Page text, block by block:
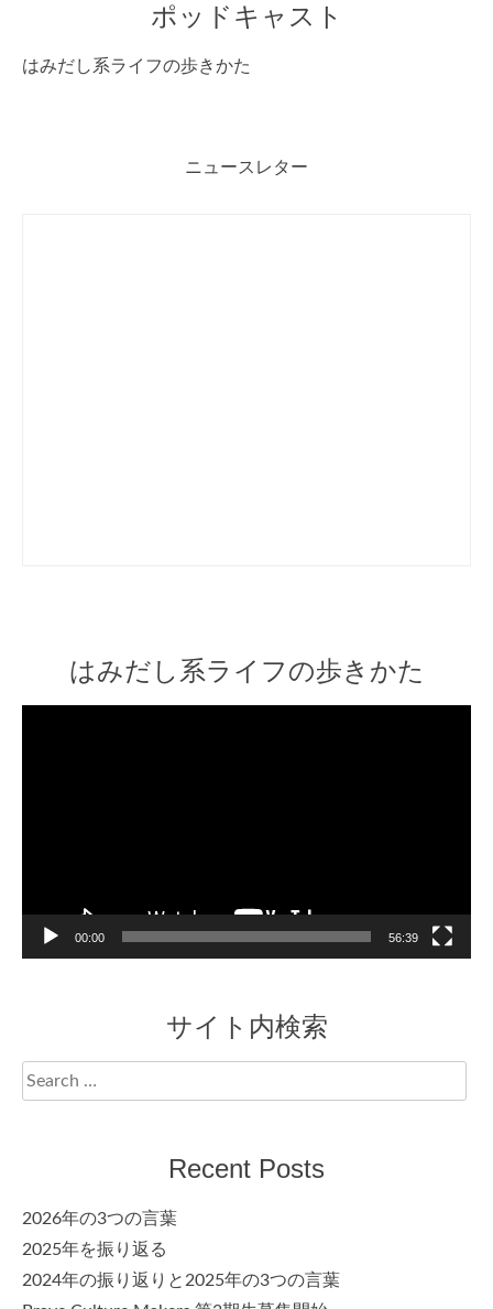
ポッドキャスト
はみだし系ライフの歩きかた
ニュースレター
はみだし系ライフの歩きかた
00:00 56:39
サイト内検索
Search
for:
Recent Posts
2026年の3つの言葉
2025年を振り返る
2024年の振り返りと2025年の3つの言葉